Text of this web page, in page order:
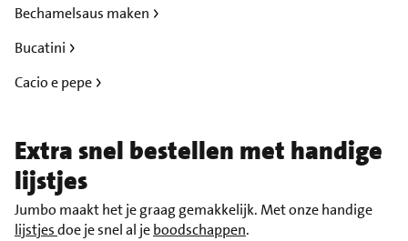
Bechamelsaus maken
Bucatini
Cacio e pepe
Extra snel bestellen met handige
lijstjes
Jumbo maakt het je graag gemakkelijk. Met onze handige
lijstjesdoe je snel al jeboodschappen.